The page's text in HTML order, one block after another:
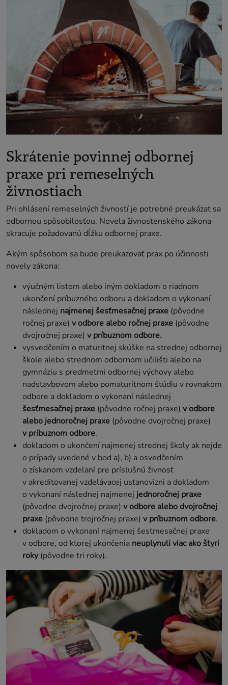
Skrátenie povinnej odbornej
praxe pri remeselných
živnostiach
Pri ohlásení remeselných živností je potrebné preukázať sa
odbornou spôsobilosťou. Novela živnostenského zákona
skracuje požadovanú dĺžku odbornej praxe.
Akým spôsobom sa bude preukazovať prax po účinnosti
novely zákona:
výučným listom alebo iným dokladom o riadnom
ukončení príbuzného odboru a dokladom o vykonaní
následnej najmenej šesťmesačnej praxe (pôvodne
ročnej praxe) v odbore alebo ročnej praxe (pôvodne
dvojročnej praxe) v príbuznom odbore.
vysvedčením o maturitnej skúške na strednej odbornej
škole alebo strednom odbornom učilišti alebo na
gymnáziu s predmetmi odbornej výchovy alebo
nadstavbovom alebo pomaturitnom štúdiu v rovnakom
odbore a dokladom o vykonaní následnej
šesťmesačnej praxe (pôvodne ročnej praxe) v odbore
alebo jednoročnej praxe (pôvodne dvojročnej praxe)
v príbuznom odbore.
dokladom o ukončení najmenej strednej školy ak nejde
o prípady uvedené v bod a), b) a osvedčením
o získanom vzdelaní pre príslušnú živnosť
v akreditovanej vzdelávacej ustanovizni a dokladom
o vykonaní následnej najmenej jednoročnej praxe
(pôvodne dvojročnej praxe) v odbore alebo dvojročnej
praxe (pôvodne trojročnej praxe) v príbuznom odbore.
dokladom o vykonaní najmenej šesťmesačnej praxe
v odbore, od ktorej ukončenia neuplynuli viac ako štyri
roky(pôvodne tri roky).